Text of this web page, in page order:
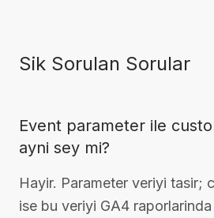
Sik Sorulan Sorular
Event parameter ile
ayni sey mi?
Hayir. Parameter veriyi tasir;
ise bu veriyi GA4